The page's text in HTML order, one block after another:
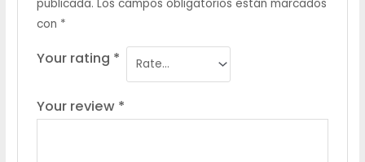
publicada. Los campos obligatorios están marcados
con *
Your rating *
Your review *